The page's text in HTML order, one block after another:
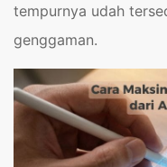
tempurnya udah
genggaman.